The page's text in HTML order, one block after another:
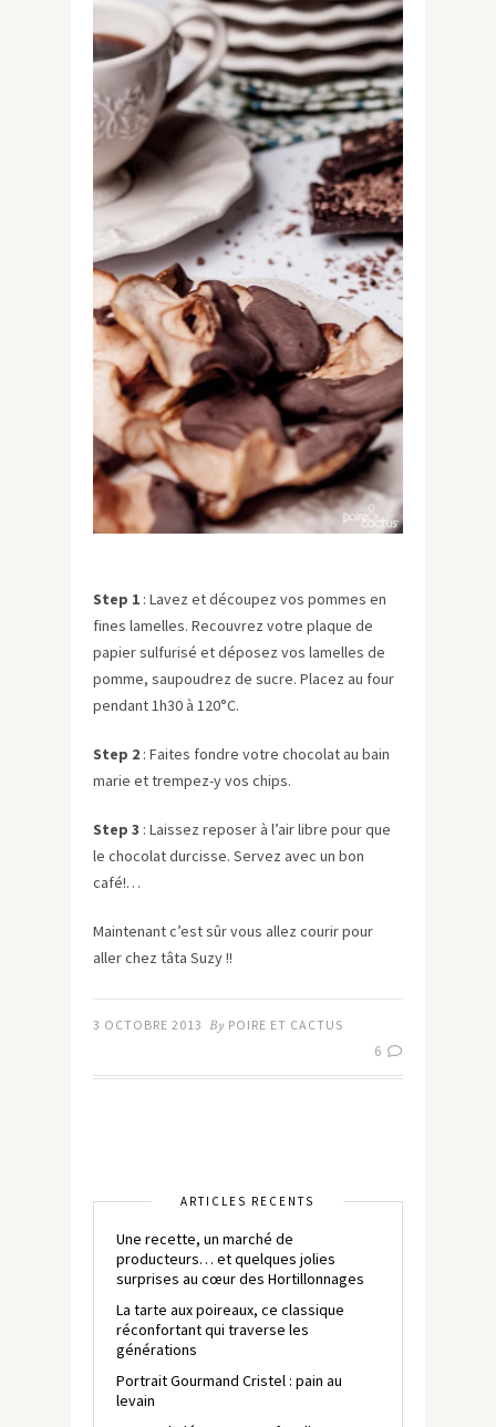
Step 1 : Lavez et découpez vos pommes en
fines lamelles. Recouvrez votre plaque de
papier sulfurisé et déposez vos lamelles de
pomme, saupoudrez de sucre. Placez au four
pendant 1h30 à 120°C.
Step 2 : Faites fondre votre chocolat au bain
marie et trempez-y vos chips.
Step 3 : Laissez reposer à l’air libre pour que
le chocolat durcisse. Servez avec un bon
café!…
Maintenant c’est sûr vous allez courir pour
aller chez tâta Suzy !!
3 OCTOBRE 2013 By POIRE ET CACTUS
6
ARTICLES RÉCENTS
Une recette, un marché de
producteurs… et quelques jolies
surprises au cœur des Hortillonnages
La tarte aux poireaux, ce classique
réconfortant qui traverse les
générations
Portrait Gourmand Cristel : pain au
levain